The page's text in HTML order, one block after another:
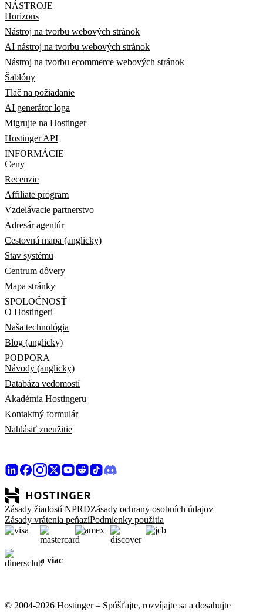
NÁSTROJE
Horizons
Nástroj na tvorbu webových stránok
AI nástroj na tvorbu webových stránok
Nástroj na tvorbu ecommerce webových stránok
Šablóny
Tlač na požiadanie
AI generátor loga
Migrujte na Hostinger
Hostinger API
INFORMÁCIE
Ceny
Recenzie
Affiliate program
Vzdelávacie partnerstvo
Adresár agentúr
Cestovná mapa (anglicky)
Stav systému
Centrum dôvery
Mapa stránky
SPOLOČNOSŤ
O Hostingeri
Naša technológia
Blog (anglicky)
PODPORA
Návody (anglicky)
Databáza vedomostí
Akadémia Hostingeru
Kontaktný formulár
Nahlásiť zneužitie
Zásady žiadostí NPRDZásady ochrany osobních údajov
Zásady vrátenia peňazíPodmienky použitia
a viac
© 2004-2026 Hostinger – Spúšťajte, rozvíjajte sa a dosahujte